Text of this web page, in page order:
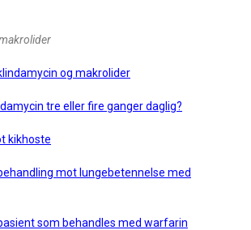
og makrolider
tre eller fire ganger daglig?
kikhoste
mot lungebetennelse med
som behandles med warfarin